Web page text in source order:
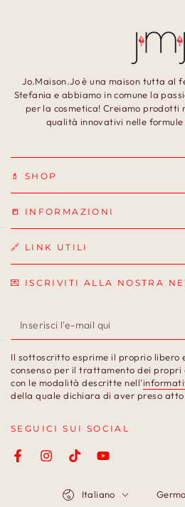
Jo.Maison.Jo è una maison tutta al
Stefania e abbiamo in comune la
per la cosmetica! Creiamo prodotti
qualità innovativi nelle
💄 SHOP
📒 INFORMAZIONI
🔗 LINK UTILI
💌 ISCRIVITI ALLA NOSTRA
Inserisci
l'e-
mail
qui
Il sottoscritto esprime il proprio libero
consenso per il trattamento dei
con le modalità descritte nell'
della quale dichiara di aver preso atto.
SEGUICI SUI SOCIAL
FacebookInstagramTikTokYouTube
Italiano